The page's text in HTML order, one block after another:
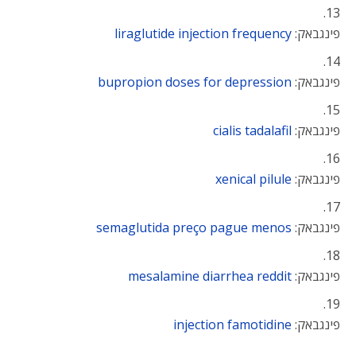
פינגבאק:liraglutide injection frequency
פינגבאק: bupropion doses for depression
פינגבאק: cialis tadalafil
פינגבאק: xenical pilule
פינגבאק: semaglutida preço pague menos
פינגבאק:mesalamine diarrhea reddit
פינגבאק: injection famotidine